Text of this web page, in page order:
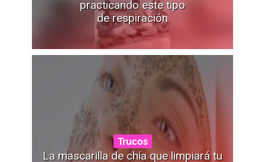
practicando este tipo
de respiración
Trucos
La mascarilla de chía que limpiará tu